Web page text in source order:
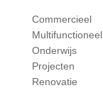
Commercieel
Multifunctioneel
Onderwijs
Projecten
Renovatie